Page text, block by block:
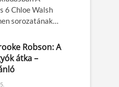
6 Chloe Walsh
sorozatának…
Robson: A
átka –